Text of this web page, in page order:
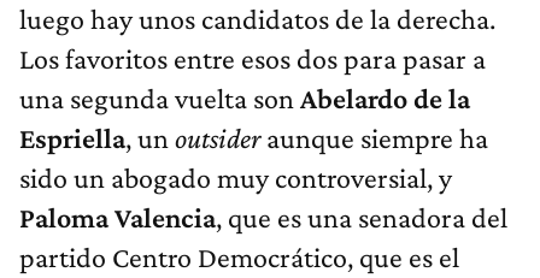
luego hay unos candidatos de la derecha.
Los favoritos entre esos dos para pasar a
una segunda vuelta son Abelardo de la
Espriella, un outsideraunque siempre ha
sido un abogado muy controversial, y
Paloma Valencia, que es una senadora del
partido Centro Democrático, que es el